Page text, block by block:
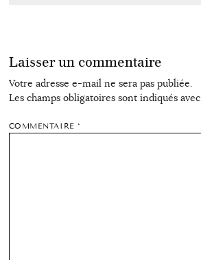
Laisser un commentaire
Votre adresse e-mail ne sera pas publiée.
Les champs obligatoires sont indiqués avec
COMMENTAIRE*